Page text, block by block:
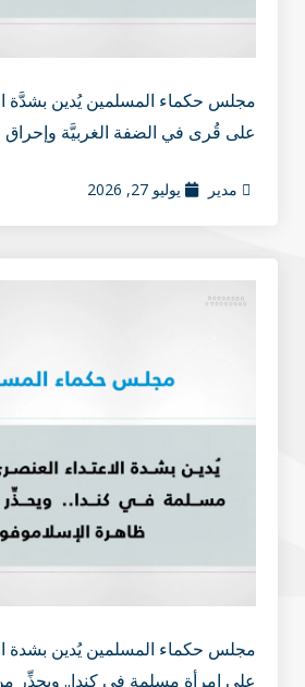
مجلس حكماء المسلمين يُدين بشدَّة
على قُرى في الضفة الغربيَّة
مدير يوليو 27, 2026
مجلس حكماء المسلمين يُدين بشدة
على امرأة مسلمة في كندا.. ويحذِّر